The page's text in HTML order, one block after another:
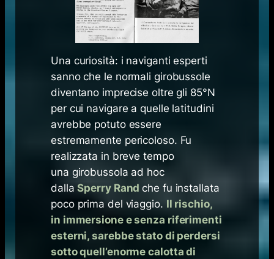
Una curiosità: i naviganti esperti
sanno che le normali girobussole
diventano imprecise oltre gli 85°N
per cui navigare a quelle latitudini
avrebbe potuto essere
estremamente pericoloso. Fu
realizzata in breve tempo
una girobussola ad hoc
dallaSperry Rand che fu installata
poco prima del viaggio. Il rischio,
in immersione e senza riferimenti
esterni, sarebbe stato di perdersi
sotto quell’enorme calotta di